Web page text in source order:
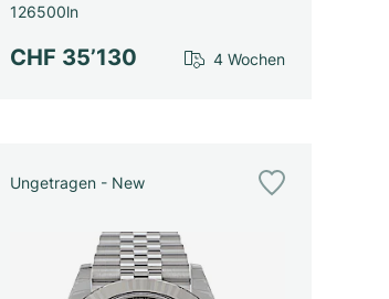
126500ln
CHF 35’130 4 Wochen
Ungetragen - New